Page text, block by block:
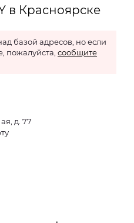
в Красноярске
базой адресов, но если
пожалуйста, сообщите
д. 77